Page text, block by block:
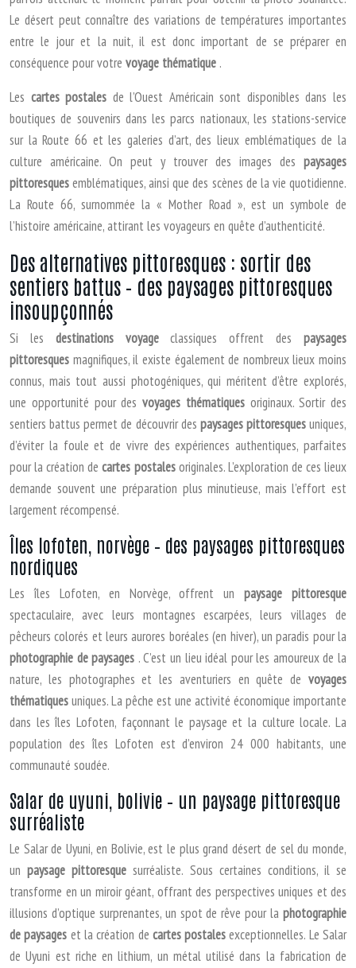
Le désert peut connaître des variations de températures importantes
entre le jour et la nuit, il est donc important de se préparer en
conséquence pour votre voyage thématique .
Les cartes postales de l’Ouest Américain sont disponibles dans les
boutiques de souvenirs dans les parcs nationaux, les stations-service
sur la Route 66 et les galeries d’art, des lieux emblématiques de la
culture américaine. On peut y trouver des images des paysages
pittoresquesemblématiques, ainsi que des scènes de la vie quotidienne.
La Route 66, surnommée la « Mother Road », est un symbole de
l’histoire américaine, attirant les voyageurs en quête d’authenticité.
Des alternatives pittoresques : sortir des
sentiers battus – des paysages pittoresques
insoupçonnés
Si les destinations voyageclassiques offrent despaysages
pittoresques magnifiques, il existe également de nombreux lieux moins
connus, mais tout aussi photogéniques, qui méritent d’être explorés,
une opportunité pour des voyages thématiques originaux. Sortir des
sentiers battus permet de découvrir des paysages pittoresquesuniques,
d’éviter la foule et de vivre des expériences authentiques, parfaites
pour la création decartes postalesoriginales. L’exploration de ces lieux
demande souvent une préparation plus minutieuse, mais l’effort est
largement récompensé.
Îles lofoten, norvège – des paysages pittoresques
nordiques
Les îles Lofoten, en Norvège, offrent unpaysage pittoresque
spectaculaire, avec leurs montagnes escarpées, leurs villages de
pêcheurs colorés et leurs aurores boréales (en hiver), un paradis pour la
photographie de paysages . C’est un lieu idéal pour les amoureux de la
nature, les photographes et les aventuriers en quête de voyages
thématiquesuniques. La pêche est une activité économique importante
dans les îles Lofoten, façonnant le paysage et la culture locale. La
population des îles Lofoten est d’environ 24 000 habitants, une
communauté soudée.
Salar de uyuni, bolivie – un paysage pittoresque
surréaliste
Le Salar de Uyuni, en Bolivie, est le plus grand désert de sel du monde,
unpaysage pittoresquesurréaliste. Sous certaines conditions, il se
transforme en un miroir géant, offrant des perspectives uniques et des
illusions d’optique surprenantes, un spot de rêve pour la photographie
de paysages et la création de cartes postalesexceptionnelles. Le Salar
de Uyuni est riche en lithium, un métal utilisé dans la fabrication de